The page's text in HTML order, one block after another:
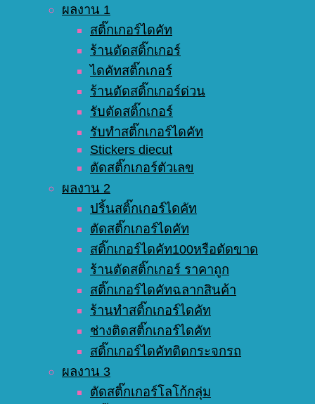
ผลงาน 1
สติ๊กเกอร์ไดคัท
ร้านตัดสติ๊กเกอร์
ไดคัทสติ๊กเกอร์
ร้านตัดสติ๊กเกอร์ด่วน
รับตัดสติ๊กเกอร์
รับทำสติ๊กเกอร์ไดคัท
Stickers diecut
ตัดสติ๊กเกอร์ตัวเลข
ผลงาน 2
ปริ้นสติ๊กเกอร์ไดคัท
ตัดสติ๊กเกอร์ไดคัท
สติ๊กเกอร์ไดคัท100หรือตัดขาด
ร้านตัดสติ๊กเกอร์ ราคาถูก
สติ๊กเกอร์ไดคัทฉลากสินค้า
ร้านทำสติ๊กเกอร์ไดคัท
ช่างติดสติ๊กเกอร์ไดคัท
สติ๊กเกอร์ไดคัทติดกระจกรถ
ผลงาน 3
ตัดสติ๊กเกอร์โลโก้กลุ่ม